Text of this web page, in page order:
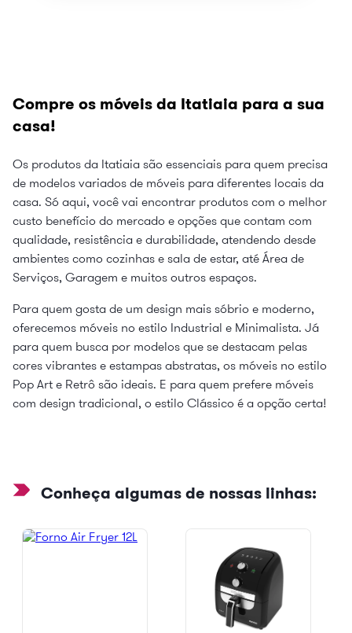
Compre os móveis da Itatiaia para a sua
casa!
Os produtos da Itatiaia são essenciais para quem precisa
de modelos variados de móveis para diferentes locais da
casa. Só aqui, você vai encontrar produtos com o melhor
custo benefício do mercado e opções que contam com
qualidade, resistência e durabilidade, atendendo desde
ambientes como cozinhas e sala de estar, até Área de
Serviços, Garagem e muitos outros espaços.
Para quem gosta de um design mais sóbrio e moderno,
oferecemos móveis no estilo Industrial e Minimalista. Já
para quem busca por modelos que se destacam pelas
cores vibrantes e estampas abstratas, os móveis no estilo
Pop Art e Retrô são ideais. E para quem prefere móveis
com design tradicional, o estilo Clássico é a opção certa!
Conheça algumas de nossas linhas: